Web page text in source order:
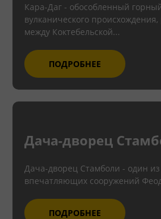
Кара-Даг - обособленный
вулканического
между Коктебельской...
ПОДРОБНЕЕ
Дача-дворец
Дача-дворец Стамболи - один
впечатляющих сооружений
ПОДРОБНЕЕ